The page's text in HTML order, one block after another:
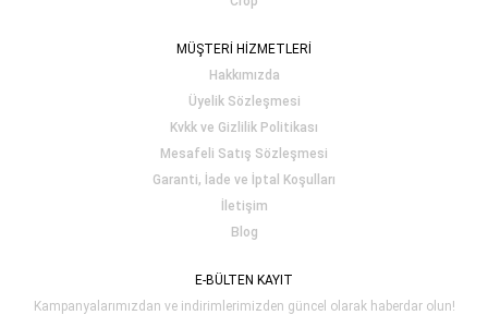
MÜŞTERİ HİZMETLERİ
Hakkımızda
Üyelik Sözleşmesi
Kvkk ve Gizlilik Politikası
Mesafeli Satış Sözleşmesi
Garanti, İade ve İptal Koşulları
İletişim
Blog
E-BÜLTEN KAYIT
Kampanyalarımızdan ve indirimlerimizden güncel olarak haberdar olun!